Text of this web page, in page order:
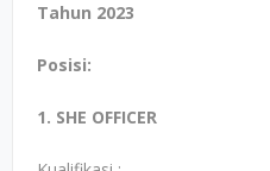
Tahun 2023
Posisi:
1. SHE OFFICER